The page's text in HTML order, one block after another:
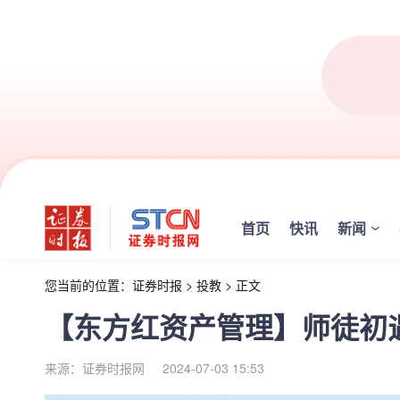
首页 快讯 新闻
您当前的位置： 证券时报 > 投教 > 正文
【东方红资产管理】师徒
来源：证券时报网 2024-07-03 15:53